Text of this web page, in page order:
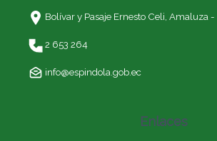
Bolívar y Pasaje Ernesto Celi, Amaluza -
2 653 264
info@espindola.gob.ec
Enlaces